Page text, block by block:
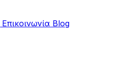
Επικοινωνία Blog